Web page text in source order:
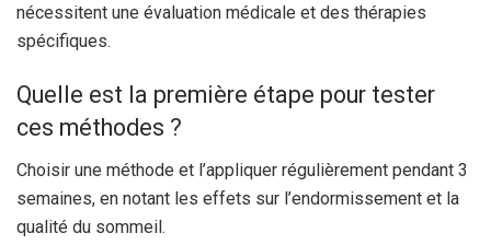
nécessitent une évaluation médicale et des thérapies
spécifiques.
Quelle est la première étape pour tester
ces méthodes ?
Choisir une méthode et l’appliquer régulièrement pendant 3
semaines, en notant les effets sur l’endormissement et la
qualité du sommeil.